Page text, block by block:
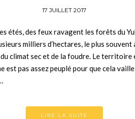
17 JUILLET 2017
étés, des feux ravagent les forêts du
milliers d’hectares, le plus souvent
climat sec et de la foudre. Le territoire
est pas assez peuplé pour que cela
LIRE LA SUITE